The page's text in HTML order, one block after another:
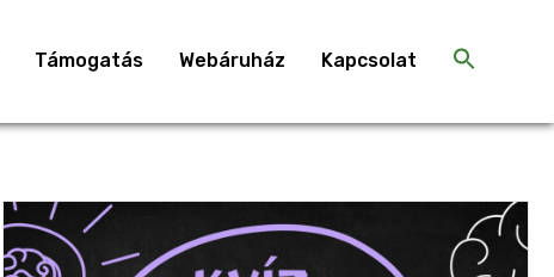
Támogatás Webáruház Kapcsolat